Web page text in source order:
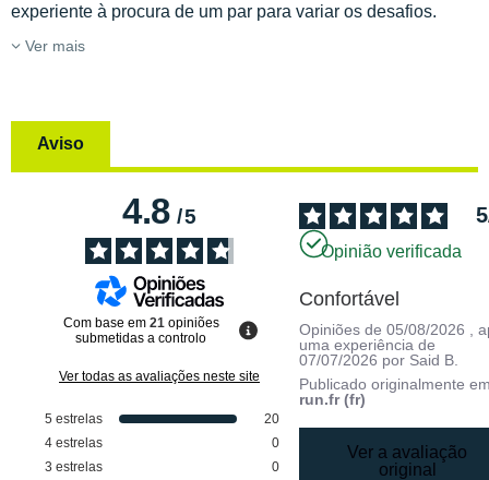
experiente à procura de um par para variar os desafios.
Ver mais
Aviso
4.8/5
Com base em 21 opiniões
submetidas a controlo
Ver todas as avaliações neste site
5 estrelas
20
4 estrelas
0
3 estrelas
0
5
Opinião verificada
Confortável
Opiniões de05/08/2026
,
uma experiência de
07/07/2026 por Said B.
Publicado originalmente
run.fr (fr)
Ver a avaliação
original